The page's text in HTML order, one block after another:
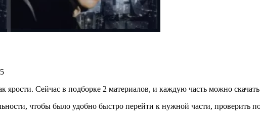
ярости. Сейчас в подборке 2 материалов, и каждую часть можно скачать
чтобы было удобно быстро перейти к нужной части, проверить